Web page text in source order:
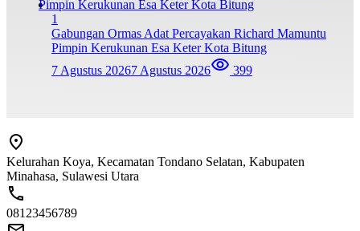
1
Gabungan Ormas Adat Percayakan Richard Mamuntu
Pimpin Kerukunan Esa Keter Kota Bitung
7 Agustus 20267 Agustus 2026 399
Kelurahan Koya, Kecamatan Tondano Selatan, Kabupaten
Minahasa, Sulawesi Utara
08123456789